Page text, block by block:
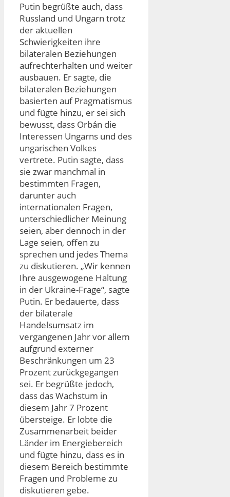
Putin begrüßte auch, dass
Russland und Ungarn trotz
der aktuellen
Schwierigkeiten ihre
bilateralen Beziehungen
aufrechterhalten und weiter
ausbauen. Er sagte, die
bilateralen Beziehungen
basierten auf Pragmatismus
und fügte hinzu, er sei sich
bewusst, dass Orbán die
Interessen Ungarns und des
ungarischen Volkes
vertrete. Putin sagte, dass
sie zwar manchmal in
bestimmten Fragen,
darunter auch
internationalen Fragen,
unterschiedlicher Meinung
seien, aber dennoch in der
Lage seien, offen zu
sprechen und jedes Thema
zu diskutieren. „Wir kennen
Ihre ausgewogene Haltung
in der Ukraine-Frage“, sagte
Putin. Er bedauerte, dass
der bilaterale
Handelsumsatz im
vergangenen Jahr vor allem
aufgrund externer
Beschränkungen um 23
Prozent zurückgegangen
sei. Er begrüßte jedoch,
dass das Wachstum in
diesem Jahr 7 Prozent
übersteige. Er lobte die
Zusammenarbeit beider
Länder im Energiebereich
und fügte hinzu, dass es in
diesem Bereich bestimmte
Fragen und Probleme zu
diskutieren gebe.